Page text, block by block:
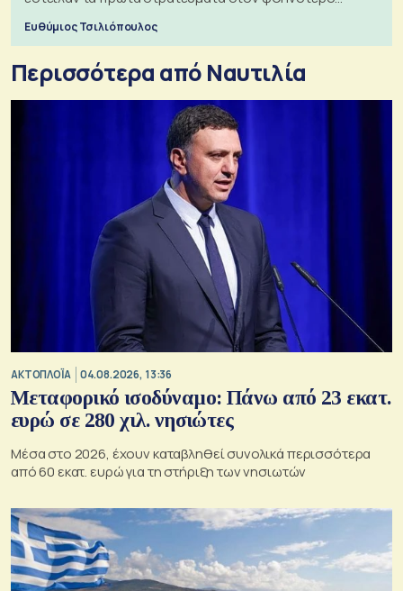
Ευθύμιος Τσιλιόπουλος
Περισσότερα από Ναυτιλία
ΑΚΤΟΠΛΟΪΑ 04.08.2026, 13:36
Μεταφορικό ισοδύναμο: Πάνω από 23 εκατ.
ευρώ σε 280 χιλ. νησιώτες
Μέσα στο 2026, έχουν καταβληθεί συνολικά περισσότερα
από 60 εκατ. ευρώ για τη στήριξη των νησιωτών